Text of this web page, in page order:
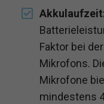
Faktor bei
Mikrofons.
Mikrofone
mindestens